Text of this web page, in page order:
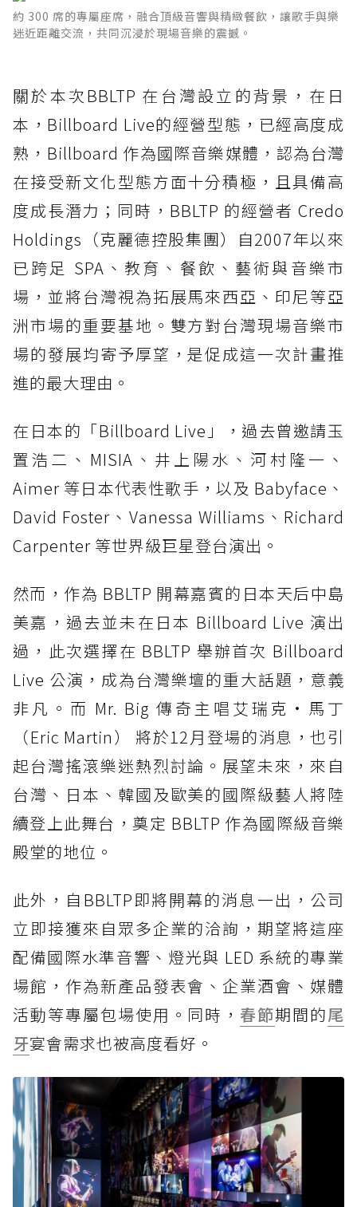
約 300 席的專屬座席，融合頂級音響與精緻餐飲，讓歌手與樂
迷近距離交流，共同沉浸於現場音樂的震撼。
關於本次BBLTP 在台灣設立的背景，在日
本，Billboard Live的經營型態，已經高度成
熟，Billboard 作為國際音樂媒體，認為台灣
在接受新文化型態方面十分積極，且具備高
度成長潛力；同時，BBLTP 的經營者 Credo
Holdings（克麗德控股集團）自2007年以來
已跨足 SPA、教育、餐飲、藝術與音樂市
場，並將台灣視為拓展馬來西亞、印尼等亞
洲市場的重要基地。雙方對台灣現場音樂市
場的發展均寄予厚望，是促成這一次計畫推
進的最大理由。
在日本的「Billboard Live」，過去曾邀請玉
置浩二、MISIA、井上陽水、河村隆一、
Aimer 等日本代表性歌手，以及 Babyface、
David Foster、Vanessa Williams、Richard
Carpenter 等世界級巨星登台演出。
然而，作為 BBLTP 開幕嘉賓的日本天后中島
美嘉，過去並未在日本 Billboard Live 演出
過，此次選擇在 BBLTP 舉辦首次 Billboard
Live 公演，成為台灣樂壇的重大話題，意義
非凡。而 Mr. Big 傳奇主唱艾瑞克·馬丁
（Eric Martin） 將於12月登場的消息，也引
起台灣搖滾樂迷熱烈討論。展望未來，來自
台灣、日本、韓國及歐美的國際級藝人將陸
續登上此舞台，奠定 BBLTP 作為國際級音樂
殿堂的地位。
此外，自BBLTP即將開幕的消息一出，公司
立即接獲來自眾多企業的洽詢，期望將這座
配備國際水準音響、燈光與 LED 系統的專業
場館，作為新產品發表會、企業酒會、媒體
活動等專屬包場使用。同時， 春節期間的尾
牙宴會需求也被高度看好。